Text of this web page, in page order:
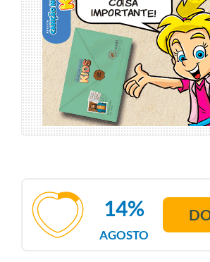
AGOSTO
14%